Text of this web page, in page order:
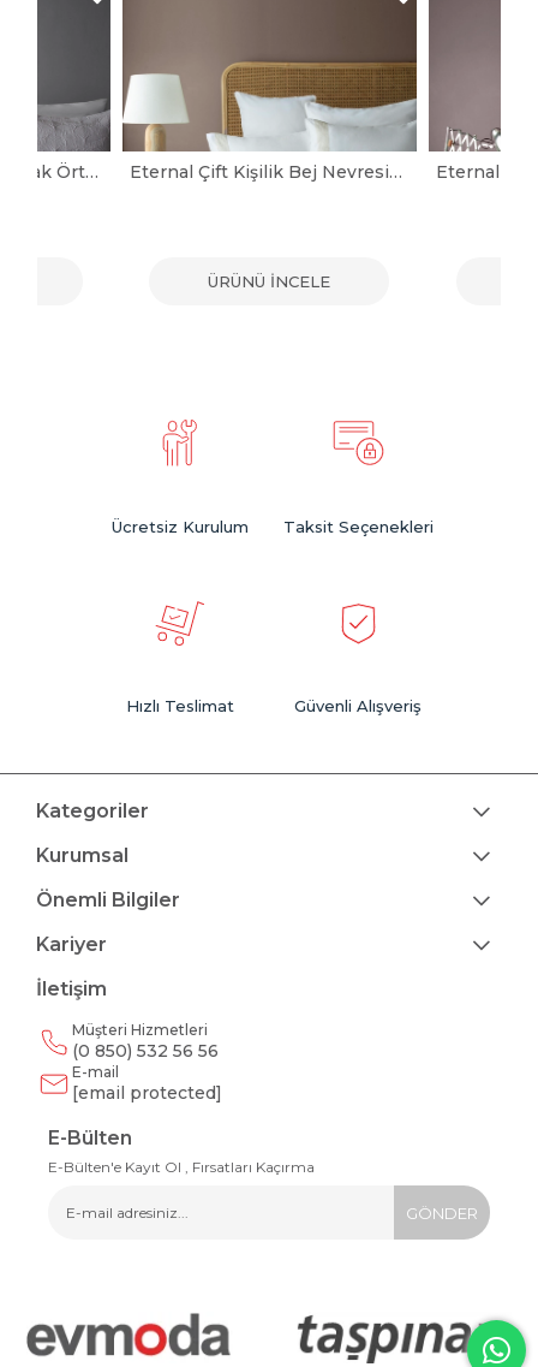
Aspen Gri Çift Kişilik Yatak Örtüsü Eternal Çift Kişilik Bej Nevresimli Yatak Örtüsü Seti
ÜRÜNÜ İNCELE
Ücretsiz Kurulum Taksit Seçenekleri
Hızlı Teslimat Güvenli Alışveriş
Kategoriler
Kurumsal
Önemli Bilgiler
Kariyer
İletişim
Müşteri Hizmetleri
(0 850) 532 56 56
E-mail
[email protected]
E-Bülten
E-Bülten'e Kayıt Ol , Fırsatları Kaçırma
GÖNDER